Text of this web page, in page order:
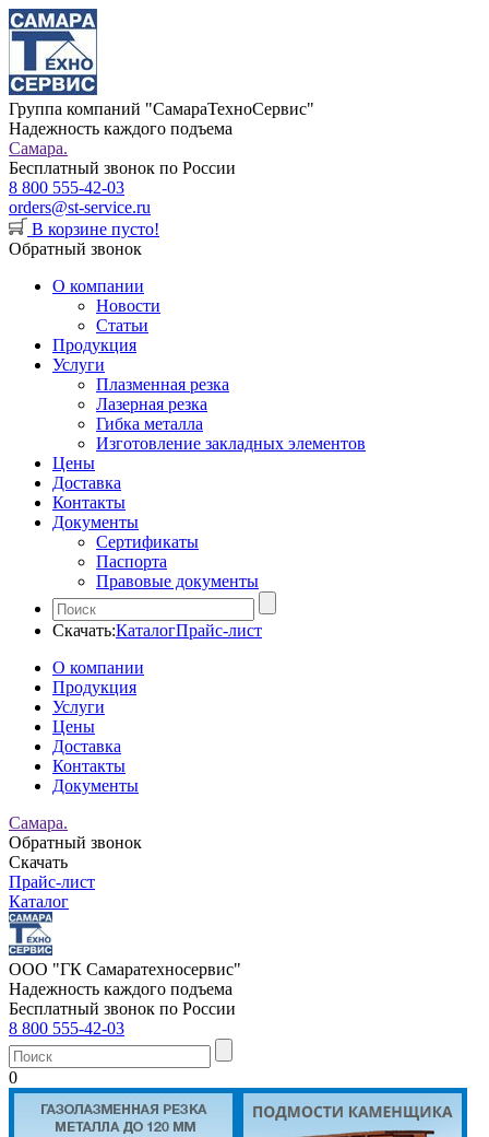
Группа компаний "СамараТехноСервис"
Надежность каждого подъема
Самара.
Бесплатный звонок по России
8 800 555-42-03
orders@st-service.ru
В корзине пусто!
Обратный звонок
О компании
Новости
Статьи
Продукция
Услуги
Плазменная резка
Лазерная резка
Гибка металла
Изготовление закладных элементов
Цены
Доставка
Контакты
Документы
Сертификаты
Паспорта
Правовые документы
Скачать:КаталогПрайс-лист
О компании
Продукция
Услуги
Цены
Доставка
Контакты
Документы
Самара.
Обратный звонок
Скачать
Прайс-лист
Каталог
ООО "ГК Самаратехносервис"
Надежность каждого подъема
Бесплатный звонок по России
8 800 555-42-03
0